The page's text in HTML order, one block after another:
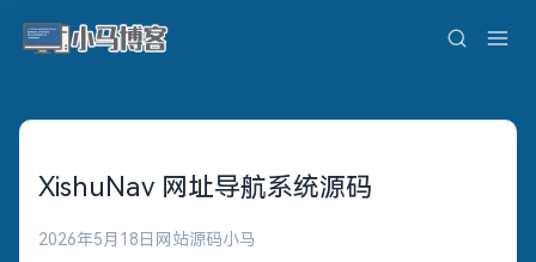
XishuNav 网址导航系统源码
2026年5月18日 网站源码小马